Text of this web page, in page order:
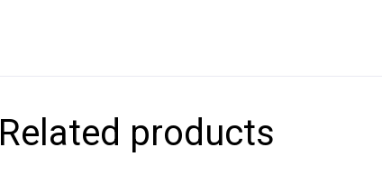
Related products